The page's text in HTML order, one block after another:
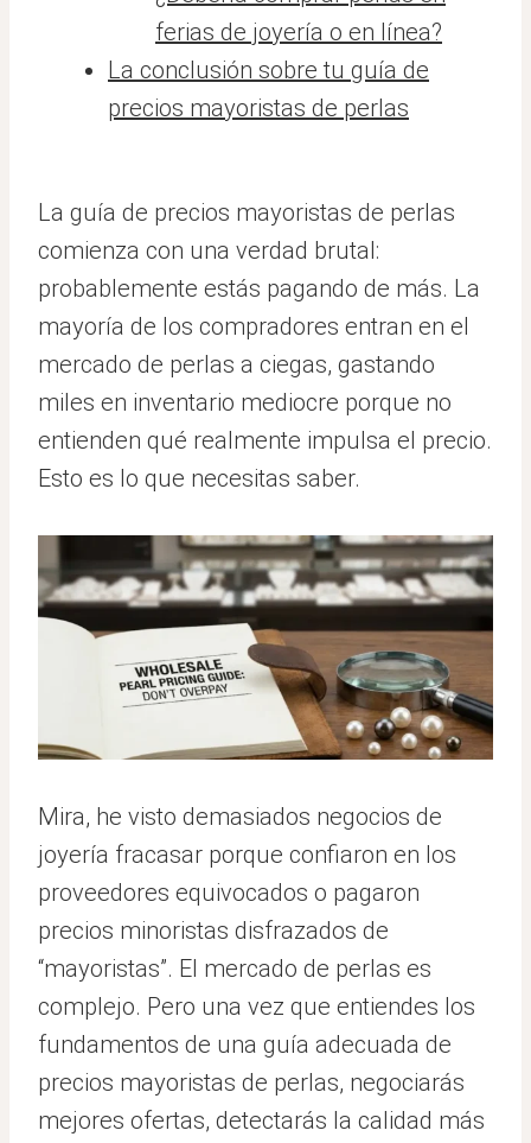
ferias de joyería o en línea?
La conclusión sobre tu guía de
precios mayoristas de perlas
La guía de precios mayoristas de perlas
comienza con una verdad brutal:
probablemente estás pagando de más. La
mayoría de los compradores entran en el
mercado de perlas a ciegas, gastando
miles en inventario mediocre porque no
entienden qué realmente impulsa el precio.
Esto es lo que necesitas saber.
Mira, he visto demasiados negocios de
joyería fracasar porque confiaron en los
proveedores equivocados o pagaron
precios minoristas disfrazados de
“mayoristas”. El mercado de perlas es
complejo. Pero una vez que entiendes los
fundamentos de una guía adecuada de
precios mayoristas de perlas, negociarás
mejores ofertas, detectarás la calidad más